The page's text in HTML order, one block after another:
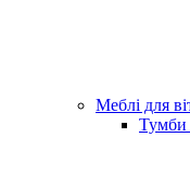
Меблі для
Тумби